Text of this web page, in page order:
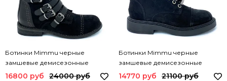
Ботинки Mimmu черные
замшевые демисезонные
M112M8 MIM
16800 руб 24000 руб
Ботинки Mimmu черные
замшевые демисезонные
E112E5 MIM NERO
14770 руб 21100 руб